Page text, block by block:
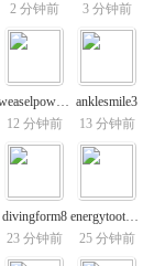
2 分钟前
3 分钟前
weaselpower70
12 分钟前
anklesmile3
13 分钟前
divingform8
23 分钟前
energytooth58
25 分钟前